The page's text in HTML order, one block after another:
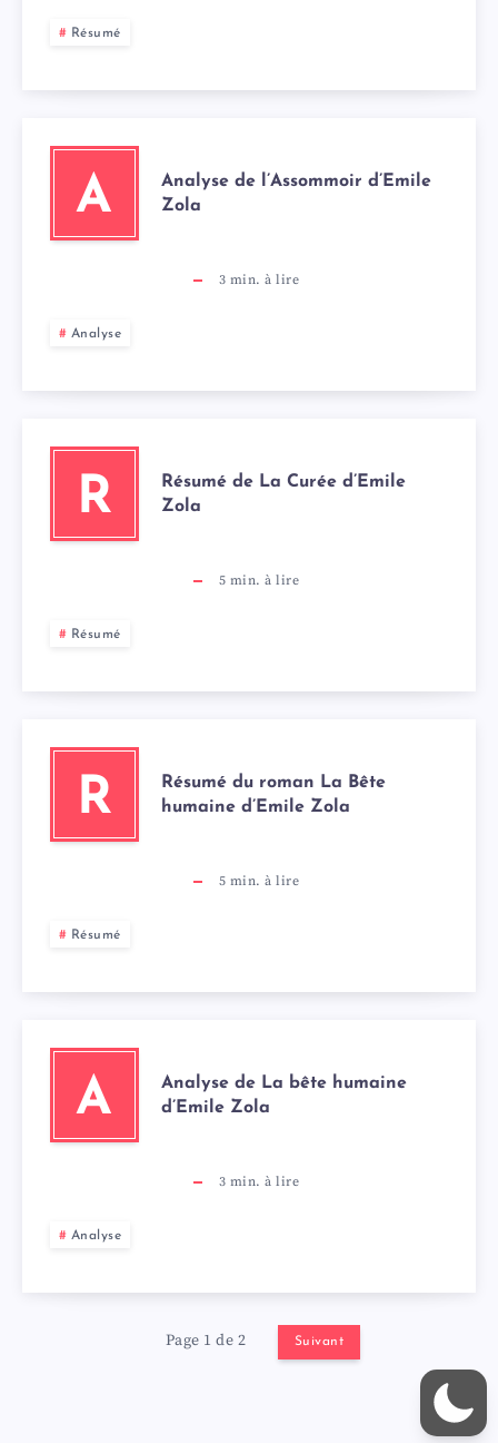
Résumé
A
Analyse de l’Assommoir d’Emile
Zola
3 min. à lire
Analyse
R
Résumé de La Curée d’Emile
Zola
5 min. à lire
Résumé
R
Résumé du roman La Bête
humaine d’Emile Zola
5 min. à lire
Résumé
A
Analyse de La bête humaine
d’Emile Zola
3 min. à lire
Analyse
Page 1 de 2 Suivant